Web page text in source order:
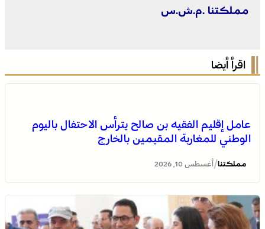
مملكتنا .م.ش.س
اقرأ أيضا
عامل إقليم الفقيه بن صالح يترأس الاحتفال باليوم
الوطني للمغاربة المقيمين بالخارج
مملكتنا/ أغسطس 10, 2026